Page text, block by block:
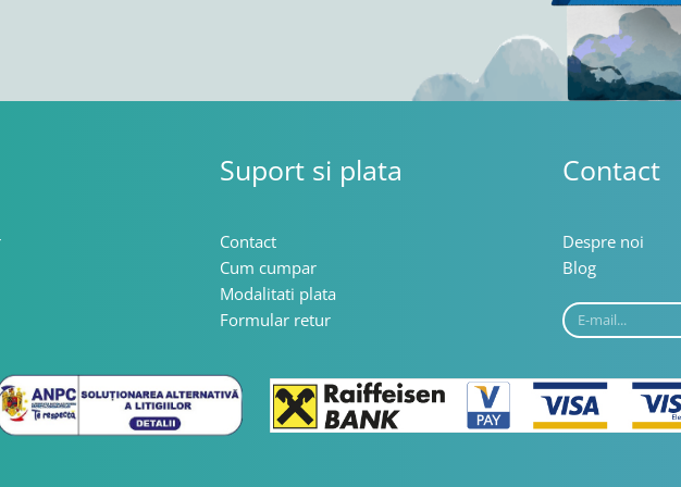
Suport si plata
Contact
Cum cumpar
Modalitati plata
Formular retur
Contact
Despre noi
Blog
E-
mail...